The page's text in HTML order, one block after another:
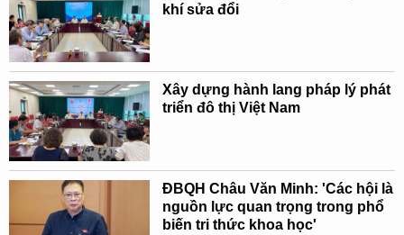
khí sửa đổi
Xây dựng hành lang pháp lý phát
triển đô thị Việt Nam
ĐBQH Châu Văn Minh: 'Các hội là
nguồn lực quan trọng trong phổ
biến tri thức khoa học'